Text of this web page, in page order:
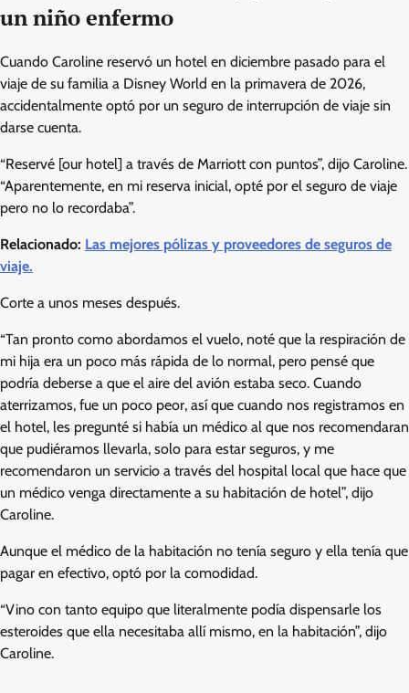
un niño enfermo
Cuando Caroline reservó un hotel en diciembre pasado para el
viaje de su familia a Disney World en la primavera de 2026,
accidentalmente optó por un seguro de interrupción de viaje sin
darse cuenta.
“Reservé [our hotel] a través de Marriott con puntos”, dijo Caroline.
“Aparentemente, en mi reserva inicial, opté por el seguro de viaje
pero no lo recordaba”.
Relacionado: Las mejores pólizas y proveedores de seguros de
viaje.
Corte a unos meses después.
“Tan pronto como abordamos el vuelo, noté que la respiración de
mi hija era un poco más rápida de lo normal, pero pensé que
podría deberse a que el aire del avión estaba seco. Cuando
aterrizamos, fue un poco peor, así que cuando nos registramos en
el hotel, les pregunté si había un médico al que nos recomendaran
que pudiéramos llevarla, solo para estar seguros, y me
recomendaron un servicio a través del hospital local que hace que
un médico venga directamente a su habitación de hotel”, dijo
Caroline.
Aunque el médico de la habitación no tenía seguro y ella tenía que
pagar en efectivo, optó por la comodidad.
“Vino con tanto equipo que literalmente podía dispensarle los
esteroides que ella necesitaba allí mismo, en la habitación”, dijo
Caroline.